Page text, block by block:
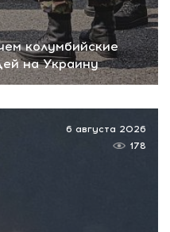
колумбийские
на Украину
6 августа 2026
178